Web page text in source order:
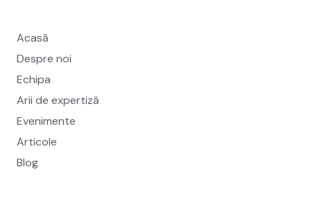
Acasă
Despre noi
Echipa
Arii de expertiză
Evenimente
Articole
Blog